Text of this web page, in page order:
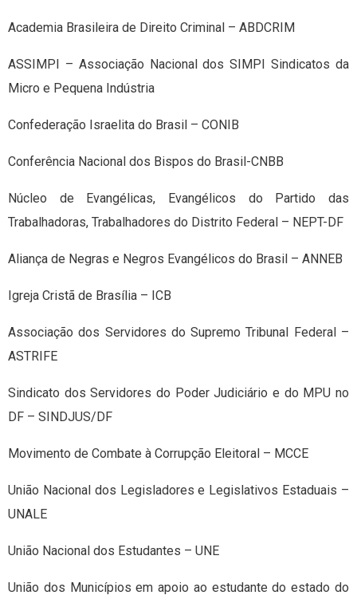
Academia Brasileira de Direito Criminal – ABDCRIM
ASSIMPI – Associação Nacional dos SIMPI Sindicatos da
Micro e Pequena Indústria
Confederação Israelita do Brasil – CONIB
Conferência Nacional dos Bispos do Brasil-CNBB
Núcleo de Evangélicas, Evangélicos do Partido das
Trabalhadoras, Trabalhadores do Distrito Federal – NEPT-DF
Aliança de Negras e Negros Evangélicos do Brasil – ANNEB
Igreja Cristã de Brasília – ICB
Associação dos Servidores do Supremo Tribunal Federal –
ASTRIFE
Sindicato dos Servidores do Poder Judiciário e do MPU no
DF – SINDJUS/DF
Movimento de Combate à Corrupção Eleitoral – MCCE
União Nacional dos Legisladores e Legislativos Estaduais –
UNALE
União Nacional dos Estudantes – UNE
União dos Municípios em apoio ao estudante do estado do